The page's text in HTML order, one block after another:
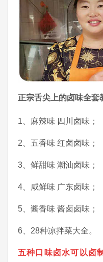
正宗舌尖上的卤味全套
1、麻辣味 四川卤味；
2、五香味 红卤卤味；
3、鲜甜味 潮汕卤味；
4、咸鲜味 广东卤味；
5、酱香味 酱卤卤味；
6、28种凉拌菜大全。
五种口味卤水可以卤